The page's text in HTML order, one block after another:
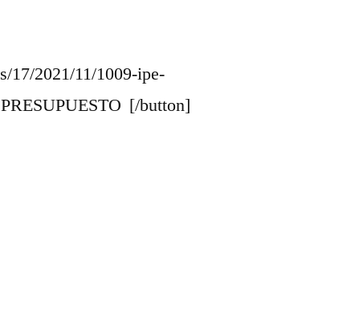
17/2021/11/1009-ipe-
[/button]